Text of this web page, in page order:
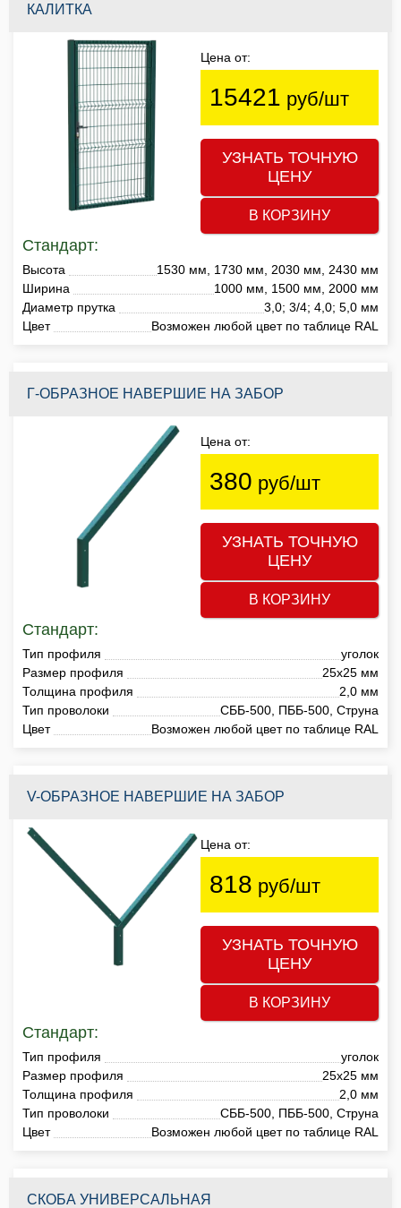
КАЛИТКА
Цена от:
15421 руб/шт
УЗНАТЬ ТОЧНУЮ
ЦЕНУ
В КОРЗИНУ
Стандарт:
Высота
1530 мм, 1730 мм, 2030 мм, 2430 мм
Ширина
1000 мм, 1500 мм, 2000 мм
Диаметр прутка
3,0; 3/4; 4,0; 5,0 мм
Цвет
Возможен любой цвет по таблице RAL
Г-ОБРАЗНОЕ НАВЕРШИЕ НА ЗАБОР
Цена от:
380 руб/шт
УЗНАТЬ ТОЧНУЮ
ЦЕНУ
В КОРЗИНУ
Стандарт:
Тип профиля
уголок
Размер профиля
25х25 мм
Толщина профиля
2,0 мм
Тип проволоки
СББ-500, ПББ-500, Струна
Цвет
Возможен любой цвет по таблице RAL
V-ОБРАЗНОЕ НАВЕРШИЕ НА ЗАБОР
Цена от:
818 руб/шт
УЗНАТЬ ТОЧНУЮ
ЦЕНУ
В КОРЗИНУ
Стандарт:
Тип профиля
уголок
Размер профиля
25х25 мм
Толщина профиля
2,0 мм
Тип проволоки
СББ-500, ПББ-500, Струна
Цвет
Возможен любой цвет по таблице RAL
СКОБА УНИВЕРСАЛЬНАЯ